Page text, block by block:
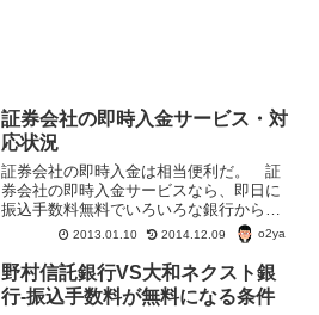
証券会社の即時入金サービス・対
応状況
証券会社の即時入金は相当便利だ。 証
券会社の即時入金サービスなら、即日に
振込手数料無料でいろいろな銀行から証
券会社へお金の移動ができる。SBI証券の
即時入金サービスSBI証券の即時入金サー
ビス→住信SBIネット銀行・楽天銀行・ジ
ャパンネット...
2013.01.10 2014.12.09 o2ya
野村信託銀行VS大和ネクスト銀
行-振込手数料が無料になる条件